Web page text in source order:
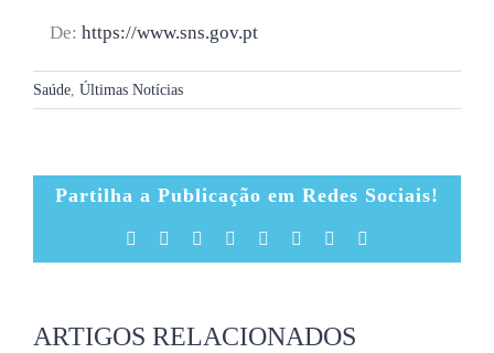
De: https://www.sns.gov.pt
Saúde Últimas Notícias
Partilha a Publicação em Redes Sociais!
Facebook Reddit LinkedIn
TumblrPinterest
ARTIGOS RELACIONADOS